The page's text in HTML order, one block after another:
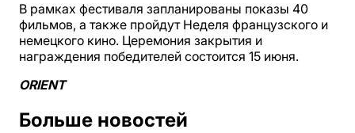
В рамках фестиваля запланированы показы 40
фильмов, а также пройдут Неделя французского и
немецкого кино. Церемония закрытия и
награждения победителей состоится 15 июня.
ORIENT
Больше новостей